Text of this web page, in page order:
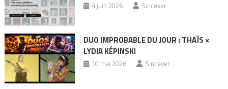
4 juin 2026 Sincever
DUO IMPROBABLE DU JOUR : THAÏS ×
LYDIA KÉPINSKI
10 mai 2026 Sincever